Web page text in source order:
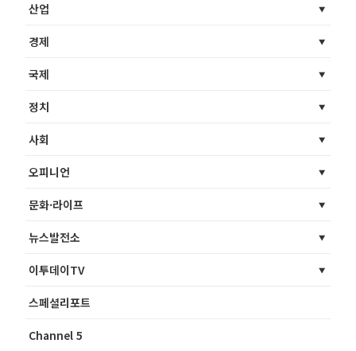
산업
경제
국제
정치
사회
오피니언
문화·라이프
뉴스발전소
이투데이TV
스페셜리포트
Channel 5